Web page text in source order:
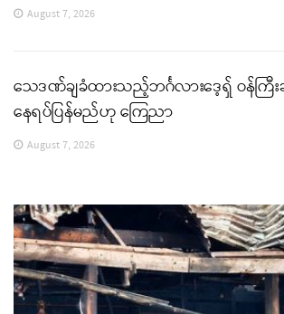
August 7, 2026
သေဒဏ်ချခံထားသည့်ဘင်္ဂလားဒေ့ရှ် ဝန်ကြီး
နေရပ်ပြန်မည်ဟု ကြေညာ
August 7, 2026